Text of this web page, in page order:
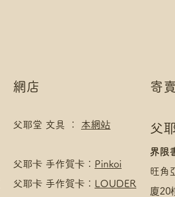
網店 寄
父耶堂 文具 ： 本網站
​父耶卡 手作賀卡： Pinkoi
父耶卡 手作賀卡： LOUDER
父
界限
旺角
廈20